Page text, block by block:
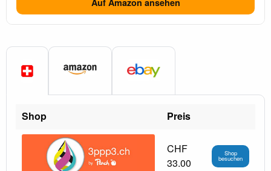
Auf Amazon ansehen
Shop Preis
CHF
33.00
Shop
besuchen